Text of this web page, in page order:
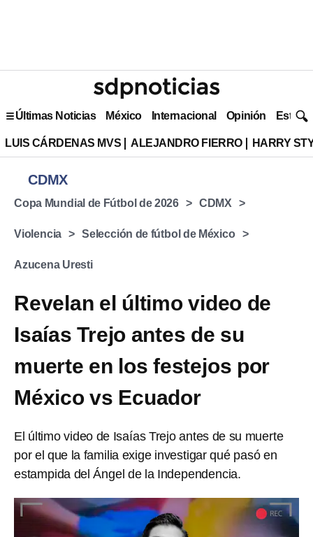
Últimas Noticias México Internacional Opinión Estilo
LUIS CÁRDENAS MVS ALEJANDRO FIERRO HARRY
CDMX
Copa Mundial de Fútbol de 2026 CDMX
Violencia Selección de fútbol de México
Azucena Uresti
Revelan el último video de
Isaías Trejo antes de su
muerte en los festejos por
México vs Ecuador
El último video de Isaías Trejo antes de su muerte
por el que la familia exige investigar qué pasó en
estampida del Ángel de la Independencia.